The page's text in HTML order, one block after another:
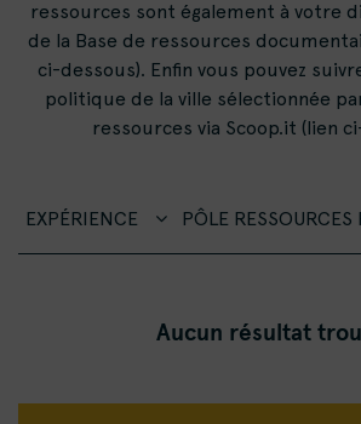
ressources sont également à votre
de la Base de ressources
ci-dessous). Enfin vous pouvez
politique de la ville sélectionnée
ressources via Scoop.it (lien
EXPÉRIENCE PÔLE RESSOURCES
Aucun résultat